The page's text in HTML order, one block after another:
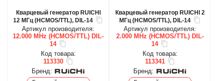
Кварцевый генератор RUICHI
12 МГц (HCMOS/TTL), DIL-14
Артикул производителя:
12.000 MHz (HCMOS/TTL) DIL-
14
Код товара:
113330
Бренд:
Кварцевый генератор RUICHI 2
МГц (HCMOS/TTL), DIL-14
Артикул производителя:
2.000 MHz (HCMOS/TTL) DIL-
14
Код товара:
113341
Бренд: